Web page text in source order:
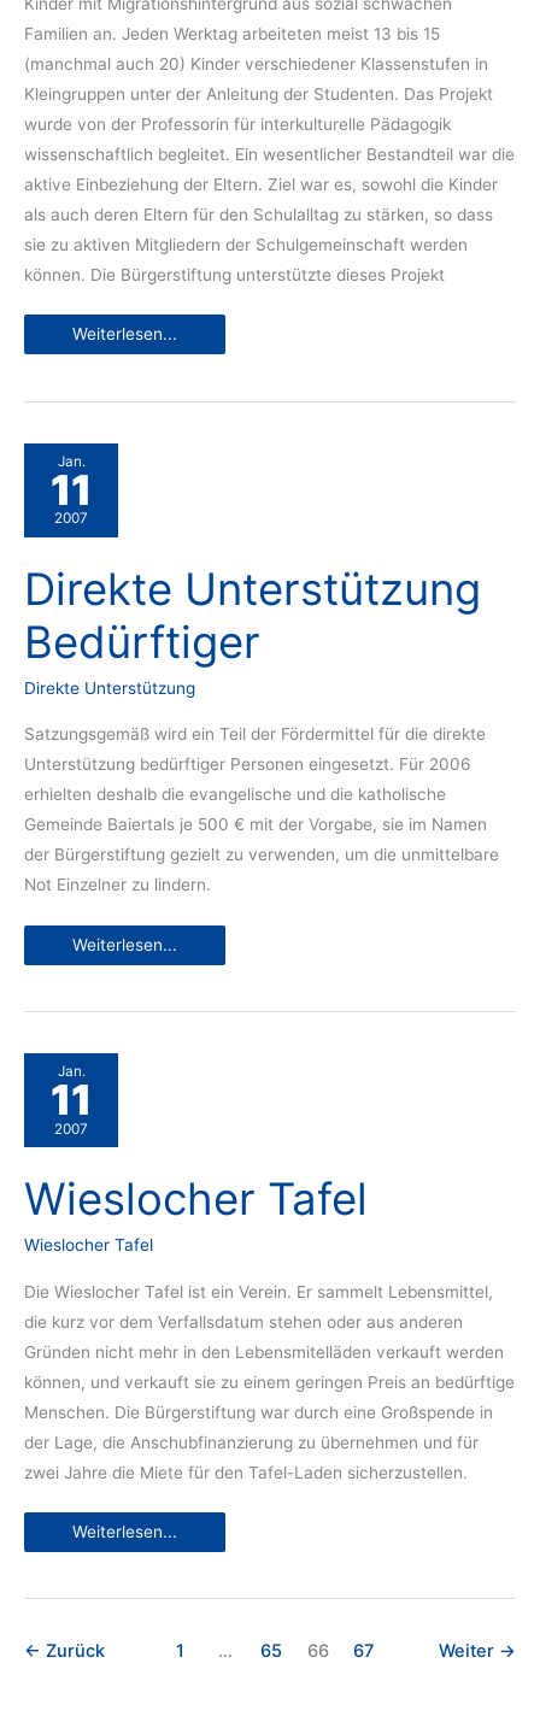
Familien an. Jeden Werktag arbeiteten meist 13 bis 15
(manchmal auch 20) Kinder verschiedener Klassenstufen in
Kleingruppen unter der Anleitung der Studenten. Das Projekt
wurde von der Professorin für interkulturelle Pädagogik
wissenschaftlich begleitet. Ein wesentlicher Bestandteil war die
aktive Einbeziehung der Eltern. Ziel war es, sowohl die Kinder
als auch deren Eltern für den Schulalltag zu stärken, so dass
sie zu aktiven Mitgliedern der Schulgemeinschaft werden
können. Die Bürgerstiftung unterstützte dieses Projekt
Interkulturelle
Hausaufgabenbetreuung
Weiterlesen...
Jan.
11
2007
Direkte Unterstützung
Bedürftiger
Direkte Unterstützung
Satzungsgemäß wird ein Teil der Fördermittel für die direkte
Unterstützung bedürftiger Personen eingesetzt. Für 2006
erhielten deshalb die evangelische und die katholische
Gemeinde Baiertals je 500 € mit der Vorgabe, sie im Namen
der Bürgerstiftung gezielt zu verwenden, um die unmittelbare
Not Einzelner zu lindern.
Direkte
Weiterlesen...
Jan.
11
2007
Wieslocher Tafel
Wieslocher Tafel
Die Wieslocher Tafel ist ein Verein. Er sammelt Lebensmittel,
die kurz vor dem Verfallsdatum stehen oder aus anderen
Gründen nicht mehr in den Lebensmitelläden verkauft werden
können, und verkauft sie zu einem geringen Preis an bedürftige
Menschen. Die Bürgerstiftung war durch eine Großspende in
der Lage, die Anschubfinanzierung zu übernehmen und für
zwei Jahre die Miete für den Tafel-Laden sicherzustellen.
Wieslocher
Weiterlesen...
← Zurück 1 … 65 66 67 Weiter →